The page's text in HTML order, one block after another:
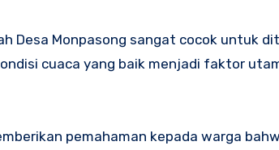
Desa Monpasong sangat cocok untuk
cuaca yang baik menjadi faktor
pemahaman kepada warga